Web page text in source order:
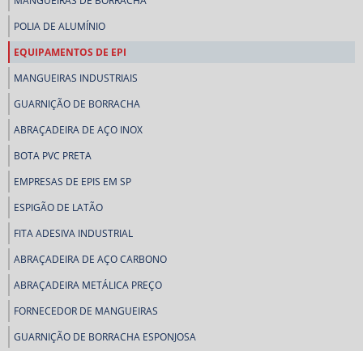
POLIA DE ALUMÍNIO
EQUIPAMENTOS DE EPI
MANGUEIRAS INDUSTRIAIS
GUARNIÇÃO DE BORRACHA
ABRAÇADEIRA DE AÇO INOX
BOTA PVC PRETA
EMPRESAS DE EPIS EM SP
ESPIGÃO DE LATÃO
FITA ADESIVA INDUSTRIAL
ABRAÇADEIRA DE AÇO CARBONO
ABRAÇADEIRA METÁLICA PREÇO
FORNECEDOR DE MANGUEIRAS
GUARNIÇÃO DE BORRACHA ESPONJOSA